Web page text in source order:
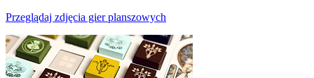
Przeglądaj zdjęcia gier planszowych